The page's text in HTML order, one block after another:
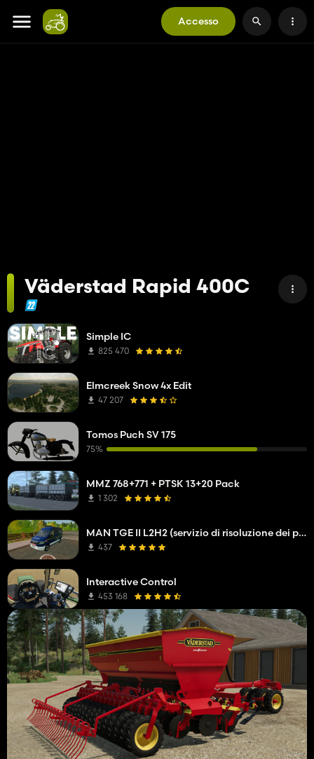
Accesso
Väderstad Rapid 400C
Simple IC
825 470
Elmcreek Snow 4x Edit
47 207
Tomos Puch SV 175
75%
MMZ 768+771 + PTSK 13+20 Pack
1 302
MAN TGE II L2H2 (servizio di risoluzione dei problemi della società di rete)
437
Interactive Control
453 168